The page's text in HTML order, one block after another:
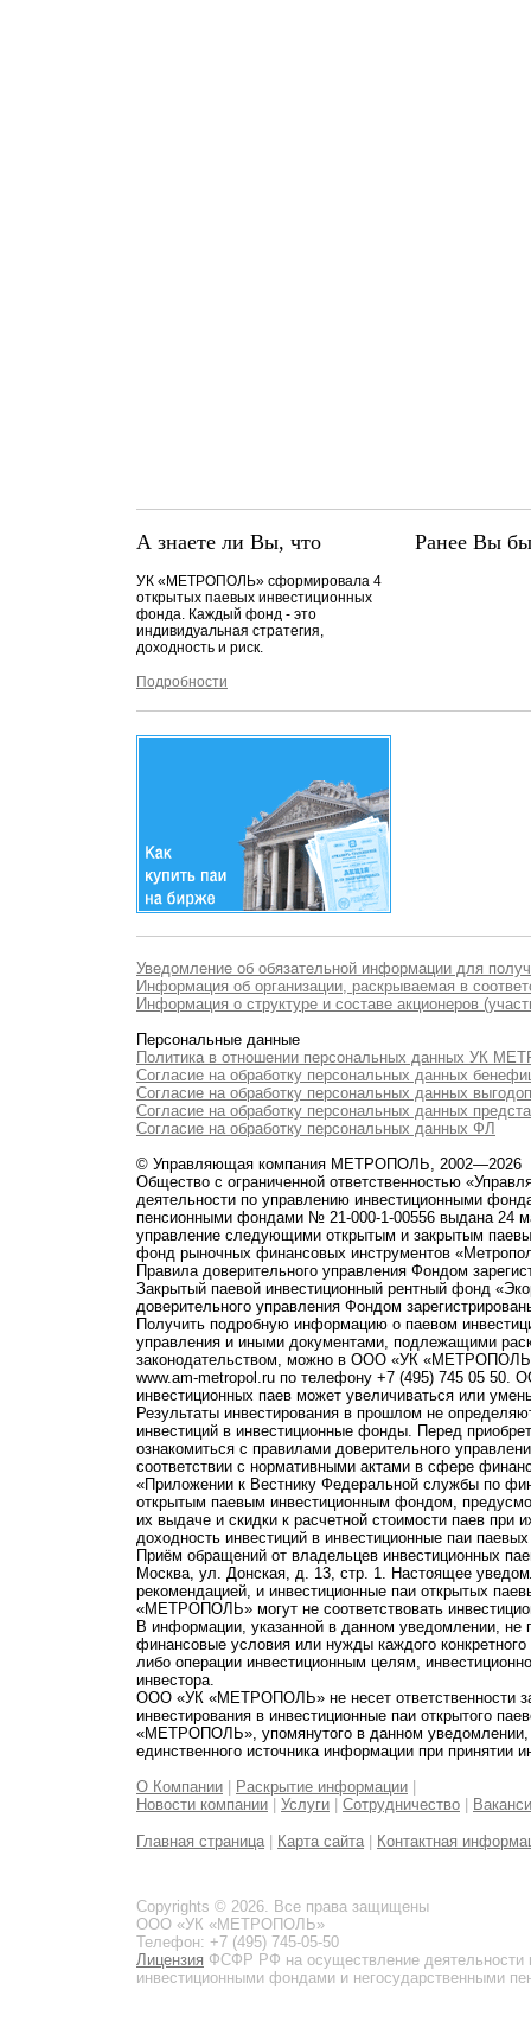
А знаете ли Вы, что
УК «МЕТРОПОЛЬ» сформировала 4
открытых паевых инвестиционных
фонда. Каждый фонд - это
индивидуальная стратегия,
доходность и риск.
Подробности
Ранее Вы
Уведомление об обязательной информации для
Информация об организации, раскрываемая в
Информация о структуре и составе акционеров
Персональные данные
Политика в отношении персональных данных УК
Согласие на обработку персональных данных
Согласие на обработку персональных данных
Согласие на обработку персональных данных
Согласие на обработку персональных данных ФЛ
© Управляющая компания МЕТРОПОЛЬ, 2002—2026
Общество с ограниченной ответственностью
деятельности по управлению инвестиционными
пенсионными фондами № 21-000-1-00556 выдана 24
управление следующими открытым и закрытым
фонд рыночных финансовых инструментов
Правила доверительного управления Фондом
Закрытый паевой инвестиционный рентный фонд
доверительного управления Фондом
Получить подробную информацию о паевом
управления и иными документами, подлежащими
законодательством, можно в ООО «УК
www.am-metropol.ru по телефону +7 (495) 745 05
инвестиционных паев может увеличиваться или
Результаты инвестирования в прошлом не
инвестиций в инвестиционные фонды. Перед
ознакомиться с правилами доверительного
соответствии с нормативными актами в сфере
«Приложении к Вестнику Федеральной службы по
открытым паевым инвестиционным фондом,
их выдаче и скидки к расчетной стоимости паев при
доходность инвестиций в инвестиционные паи
Приём обращений от владельцев инвестиционных
Москва, ул. Донская, д. 13, стр. 1. Настоящее
рекомендацией, и инвестиционные паи открытых
«МЕТРОПОЛЬ» могут не соответствовать
В информации, указанной в данном уведомлении,
финансовые условия или нужды каждого
либо операции инвестиционным целям,
инвестора.
ООО «УК «МЕТРОПОЛЬ» не несет ответственности
инвестирования в инвестиционные паи открытого
«МЕТРОПОЛЬ», упомянутого в данном уведомлении,
единственного источника информации при принятии
О Компании
Раскрытие информации
Новости компании
Услуги Сотрудничество
Главная страница Карта сайта Контактная
Copyrights © 2026. Все права защищены
ООО «УК «МЕТРОПОЛЬ»
Телефон: +7 (495) 745-05-50
Лицензия ФСФР РФ на осуществление
инвестиционными фондами и негосударственными